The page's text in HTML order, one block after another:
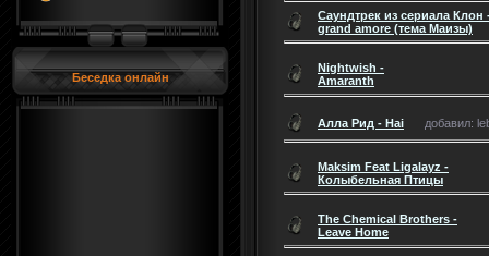
Беседка онлайн
Саундтрек из сериала Клон
grand amore (тема Маизы)
Nightwish -
Amaranth
Алла Рид - Hai добавил:
Maksim Feat Ligalayz -
Колыбельная Птицы
The Chemical Brothers -
Leave Home